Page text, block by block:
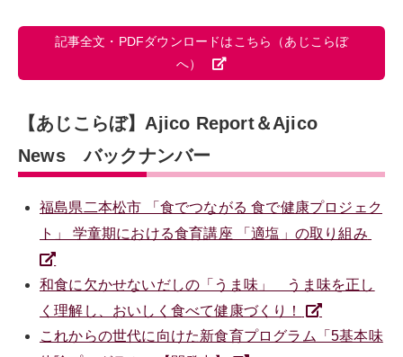
記事全文・PDFダウンロードはこちら（あじこらぼ
へ）
【あじこらぼ】Ajico Report＆Ajico
News バックナンバー
福島県二本松市 「食でつながる 食で健康プロジェク
ト」 学童期における食育講座 「適塩」の取り組み
和食に欠かせないだしの「うま味」 うま味を正し
く理解し、おいしく食べて健康づくり！
これからの世代に向けた新食育プログラム「5基本味